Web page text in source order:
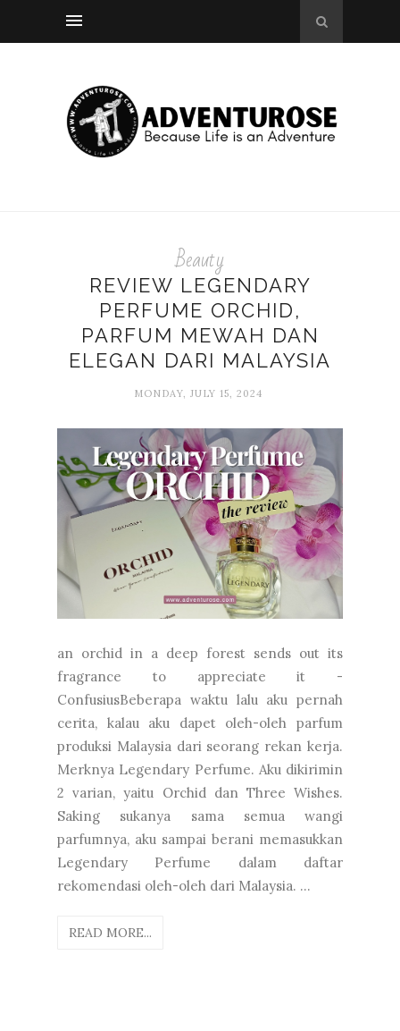
Beauty
REVIEW LEGENDARY
PERFUME ORCHID,
PARFUM MEWAH DAN
ELEGAN DARI MALAYSIA
MONDAY, JULY 15, 2024
an orchid in a deep forest sends out its
fragrance to appreciate it -
ConfusiusBeberapa waktu lalu aku pernah
cerita, kalau aku dapet oleh-oleh parfum
produksi Malaysia dari seorang rekan kerja.
Merknya Legendary Perfume. Aku dikirimin
2 varian, yaitu Orchid dan Three Wishes.
Saking sukanya sama semua wangi
parfumnya, aku sampai berani memasukkan
Legendary Perfume dalam daftar
rekomendasi oleh-oleh dari Malaysia. ...
READ MORE...